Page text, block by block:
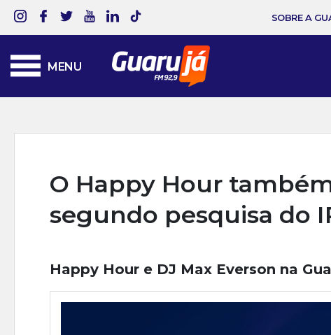
SOBRE A
MENU
O Happy Hour
segundo pesquisa do
Happy Hour e DJ Max Everson na